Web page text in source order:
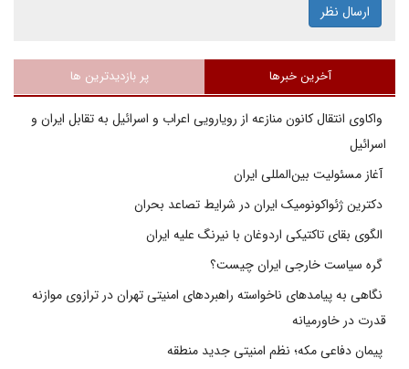
ارسال نظر
آخرین خبرها پر بازدیدترین ها
واکاوی انتقال کانون منازعه از رویارویی اعراب و اسرائیل به تقابل ایران و
اسرائیل
آغاز مسئولیت بین‌المللی ایران
دکترین ژئواکونومیک ایران در شرایط تصاعد بحران
الگوی بقای تاکتیکی اردوغان با نیرنگ علیه ایران
گره سیاست خارجی ایران چیست؟
نگاهی به پیامدهای ناخواسته راهبردهای امنیتی تهران در ترازوی موازنه
قدرت در خاورمیانه
پیمان دفاعی مکه؛ نظم امنیتی جدید منطقه